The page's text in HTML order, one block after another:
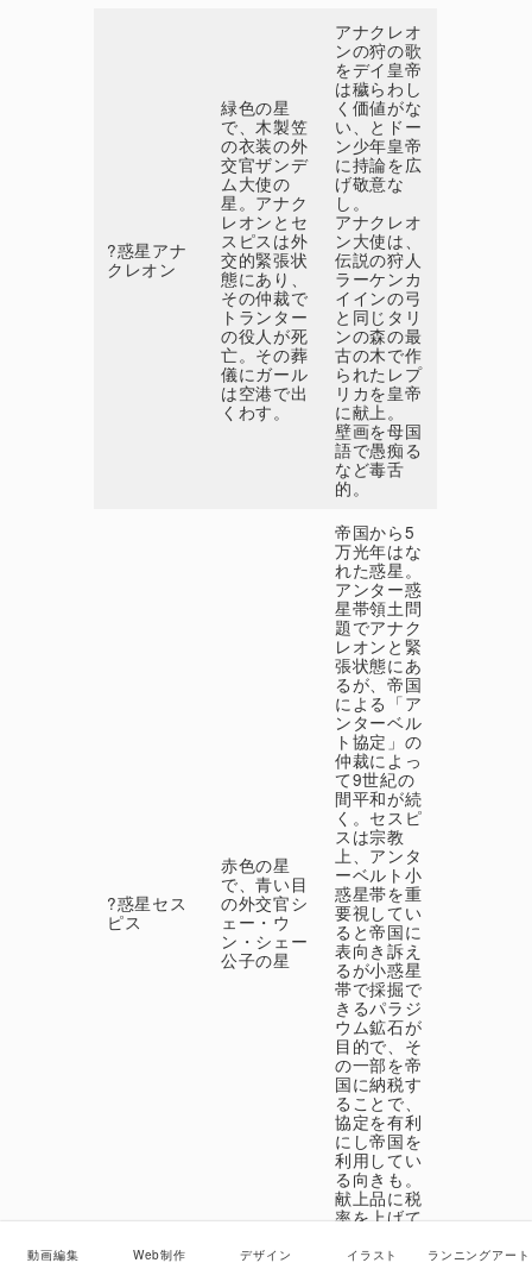
?惑星アナ
クレオン
緑色の星
で、木製笠
の衣装の外
交官ザンデ
ム大使の
星。アナク
レオンとセ
スピスは外
交的緊張状
態にあり、
その仲裁で
トランター
の役人が死
亡。その葬
儀にガール
は空港で出
くわす。
アナクレオ
ンの狩の歌
をデイ皇帝
は穢らわし
く価値がな
い、とドー
ン少年皇帝
に持論を広
げ敬意な
し。
アナクレオ
ン大使は、
伝説の狩人
ラーケンカ
イインの弓
と同じタリ
ンの森の最
古の木で作
られたレプ
リカを皇帝
に献上。
壁画を母国
語で愚痴る
など毒舌
的。
?惑星セス
ピス
赤色の星
で、青い目
の外交官シ
ェー・ウ
ン・シェー
公子の星
帝国から5
万光年はな
れた惑星。
アンター惑
星帯領土問
題でアナク
レオンと緊
張状態にあ
るが、帝国
による「ア
ンターベル
ト協定」の
仲裁によっ
て9世紀の
間平和が続
く。セスピ
スは宗教
上、アンタ
ーベルト小
惑星帯を重
要視してい
ると帝国に
表向き訴え
るが小惑星
帯で採掘で
きるパラジ
ウム鉱石が
目的で、そ
の一部を帝
国に納税す
ることで、
協定を有利
にし帝国を
利用してい
る向きも。
献上品に税
率を上げて
暗号を秘め
動画編集 Web制作 デザイン イラスト ランニングアート